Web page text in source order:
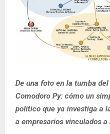
De una foto en la tumba
Comodoro Py: cómo un
político que ya investiga a
a empresarios vinculados